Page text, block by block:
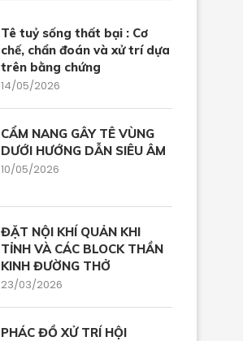
Tê tuỷ sống thất bại : Cơ
chế, chẩn đoán và xử trí dựa
trên bằng chứng
14/05/2026
CẨM NANG GÂY TÊ VÙNG
DƯỚI HƯỚNG DẪN SIÊU ÂM
10/05/2026
ĐẶT NỘI KHÍ QUẢN KHI
TỈNH VÀ CÁC BLOCK THẦN
KINH ĐƯỜNG THỞ
23/03/2026
PHÁC ĐỒ XỬ TRÍ HỘI